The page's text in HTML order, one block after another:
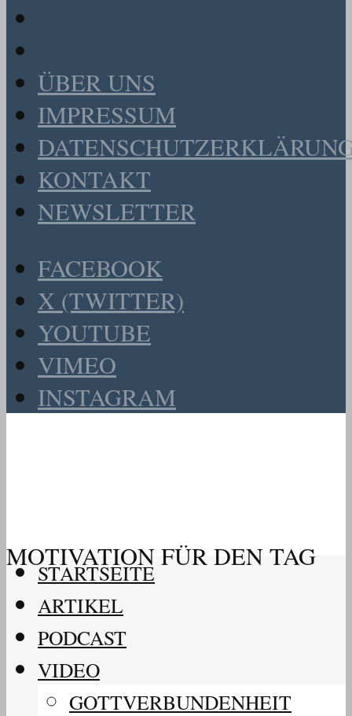
ÜBER UNS
IMPRESSUM
KONTAKT
NEWSLETTER
FACEBOOK
X (TWITTER)
YOUTUBE
VIMEO
INSTAGRAM
MOTIVATION FÜR DEN TAG
STARTSEITE
ARTIKEL
PODCAST
VIDEO
GOTTVERBUNDENHEIT